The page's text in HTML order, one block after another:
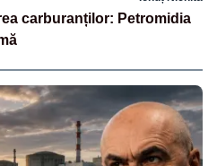
carburanților: Petromidia